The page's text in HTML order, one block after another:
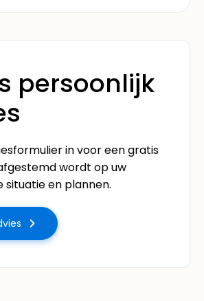
persoonlijk
in voor een gratis
wordt op uw
situatie en plannen.